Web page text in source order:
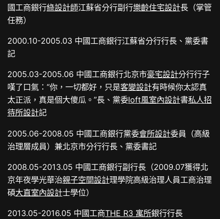
國工商銀行綠設計師江蘇省分行副行樂齡住宅設計長（掌管
任務）
2000.10-2005.03 中國工商銀行江蘇省分行行長、黨委書
記
2005.03-2005.06 中國工商銀行北京市豪宅設計分行行子
嘆了口氣：“你，一切都好，只是客變設計有時候你太認真
太正派，真是個大傻瓜。”長、黨委loft風室內設計書私人招
待所設計記
2005.06-2008.05 中國工商銀行黨委會所設計委員（高級
治理層成員）兼北京市分行行長、黨委書記
2008.05-2013.05 中國工商銀行副行長（2009.07獲得北
京年夜學光華治親子空間設計理學院高級治理人員工商治理
碩大直室內設計士學位）
2013.05-2016.05 中國工商THE R3 寓所銀行行長